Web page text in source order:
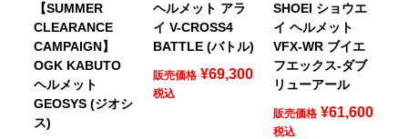
【SUMMER
CLEARANCE
CAMPAIGN】
OGK KABUTO
ヘルメット
GEOSYS (ジオシ
ス)
ヘルメット アラ
イ V-CROSS4
BATTLE (バトル)
販売価格 ¥69,300
税込
SHOEI ショウエ
イ ヘルメット
VFX-WR ブイエ
フエックス-ダブ
リューアール
販売価格 ¥61,600
税込